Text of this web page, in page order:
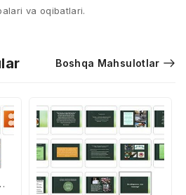
va oqibatlari.
Boshqa Mahsulotlar